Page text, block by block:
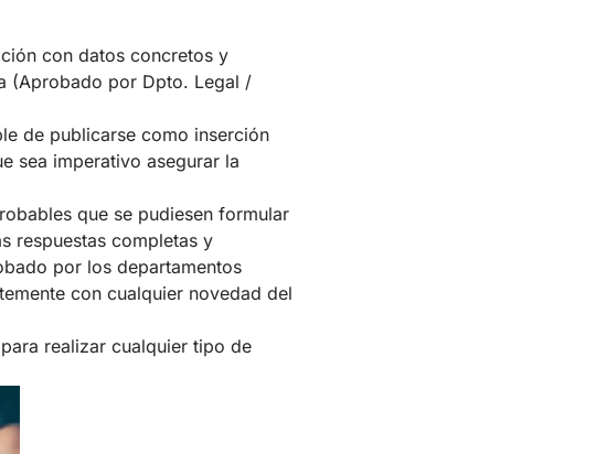
con datos concretos y
(Aprobado por Dpto. Legal /
de publicarse como inserción
sea imperativo asegurar la
que se pudiesen formular
respuestas completas y
por los departamentos
con cualquier novedad del
realizar cualquier tipo de